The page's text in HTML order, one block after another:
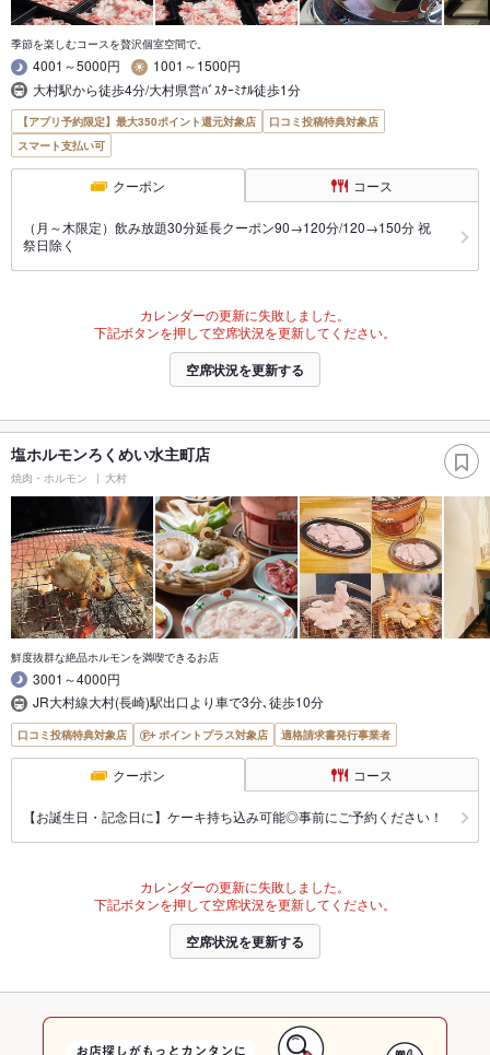
季節を楽しむコースを贅沢個室空間で。
4001～5000円
1001～1500円
大村駅から徒歩4分/大村県営ﾊﾞｽﾀｰﾐﾅﾙ徒歩1分
【アプリ予約限定】最大350ポイント還元対象店
口コミ投稿特典対象店
スマート支払い可
クーポン コース
（月～木限定）飲み放題30分延長クーポン90→120分/120→150分 祝
祭日除く
カレンダーの更新に失敗しました。
下記ボタンを押して空席状況を更新してください。
空席状況を更新する
塩ホルモンろくめい水主町店
焼肉・ホルモン 大村
鮮度抜群な絶品ホルモンを満喫できるお店
3001～4000円
JR大村線大村(長崎)駅出口より車で3分､徒歩10分
口コミ投稿特典対象店 ポイントプラス対象店 適格請求書発行事業者
クーポン コース
【お誕生日・記念日に】ケーキ持ち込み可能◎事前にご予約ください！
カレンダーの更新に失敗しました。
下記ボタンを押して空席状況を更新してください。
空席状況を更新する